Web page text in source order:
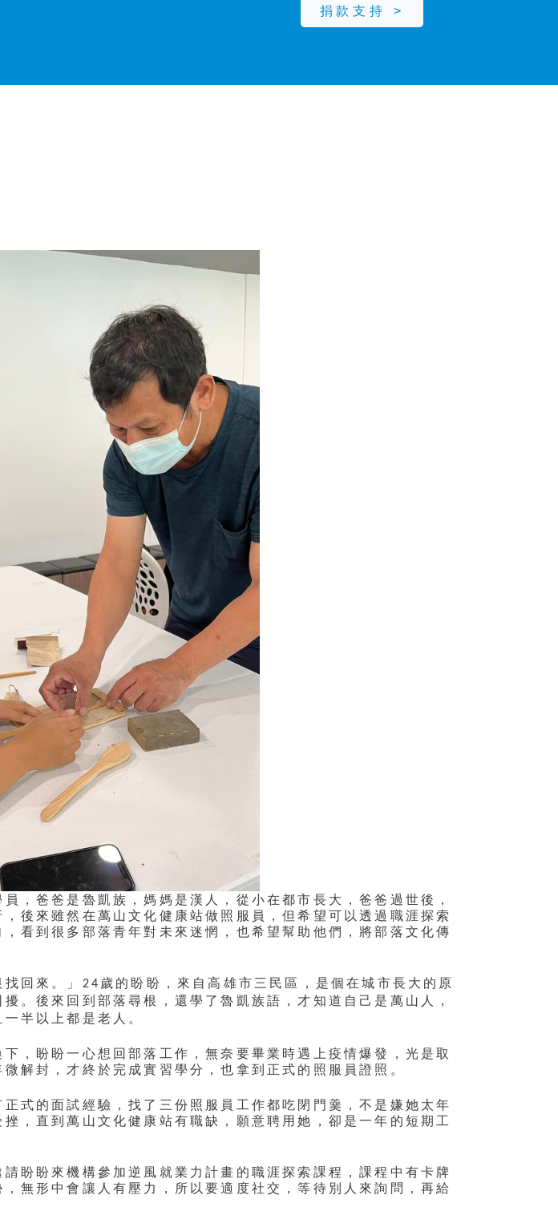
捐款支持 >
，爸爸是魯凱族，媽媽是漢人，從小在都市長大，爸爸過世後，
後來雖然在萬山文化健康站做照服員，但希望可以透過職涯探索
看到很多部落青年對未來迷惘，也希望幫助他們，將部落文化傳
回來。」 24歲的盼盼 ， 來自高雄市三民區 ，
是個在城市長大的原
。後來回到部落尋根，還學了魯凱族語，才知道自己是萬山人，
半以上都是老人。
，盼盼一心想回部落工作，無奈要畢業時遇上疫情爆發，光是取
解封，才終於完成實習學分，也拿到正式的照服員證照。
式的面試經驗，找了三份照服員工作都吃閉門羹，不是嫌她太年
，直到萬山文化健康站有職缺，願意聘用她，卻是一年的短期工
盼盼來機構參加逆風就業力計畫的職涯探索課程，課程中有卡牌
無形中會讓人有壓力，所以要適度社交，等待別人來詢問，再給